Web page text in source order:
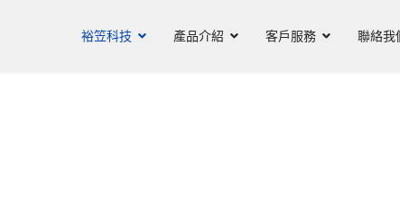
裕笠科技 產品介紹 客戶服務 聯絡我